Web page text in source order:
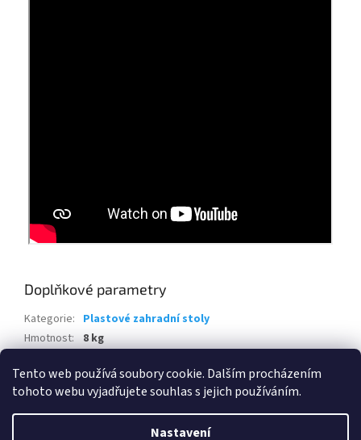
Tento web používá soubory cookie. Dalším procházením
tohoto webu vyjadřujete souhlas s jejich používáním.
Nastavení
Doplňkové parametry
Kategorie: Plastové zahradní stoly
Hmotnost: 8 kg